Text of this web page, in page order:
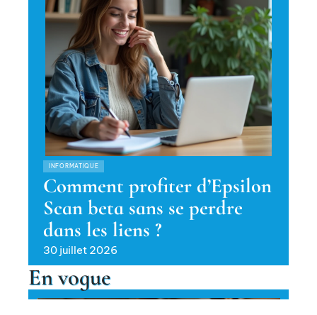
INFORMATIQUE
Comment profiter d’Epsilon
Scan beta sans se perdre
dans les liens ?
30 juillet 2026
En vogue